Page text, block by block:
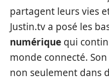
partagent leurs vies
Justin.tv a posé les
numérique qui
monde connecté.
non seulement dans